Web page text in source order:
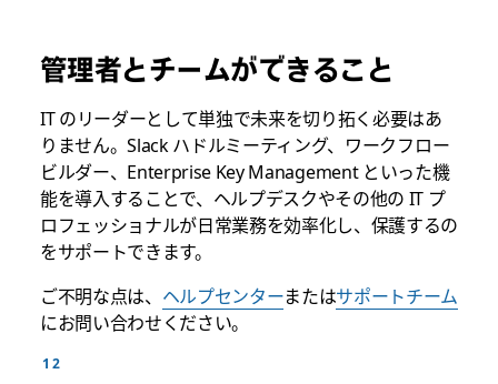
管理者とチームができること
IT のリーダーとして単独で未来を切り拓く必要はあ
りません。Slack ハドルミーティング、ワークフロー
ビルダー、Enterprise Key Management といった機
能を導入することで、ヘルプデスクやその他の IT プ
ロフェッショナルが日常業務を効率化し、保護するの
をサポートできます。
ご不明な点は、 ヘルプセンターまたはサポートチーム
にお問い合わせください。